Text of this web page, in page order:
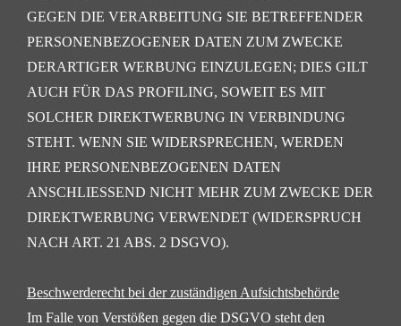
GEGEN DIE VERARBEITUNG SIE BETREFFENDER
PERSONENBEZOGENER DATEN ZUM ZWECKE
DERARTIGER WERBUNG EINZULEGEN; DIES GILT
AUCH FÜR DAS PROFILING, SOWEIT ES MIT
SOLCHER DIREKTWERBUNG IN VERBINDUNG
STEHT. WENN SIE WIDERSPRECHEN, WERDEN
IHRE PERSONENBEZOGENEN DATEN
ANSCHLIESSEND NICHT MEHR ZUM ZWECKE DER
DIREKTWERBUNG VERWENDET (WIDERSPRUCH
NACH ART. 21 ABS. 2 DSGVO).
Beschwerderecht bei der zuständigen Aufsichtsbehörde
Im Falle von Verstößen gegen die DSGVO steht den